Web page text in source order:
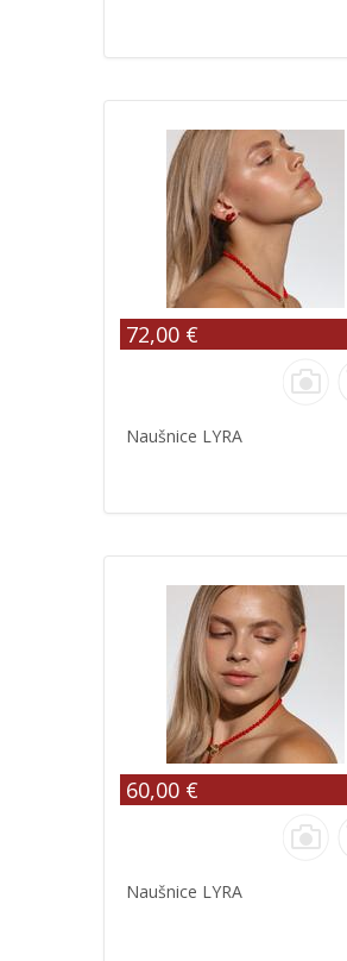
72,00 €
Naušnice LYRA
60,00 €
Naušnice LYRA